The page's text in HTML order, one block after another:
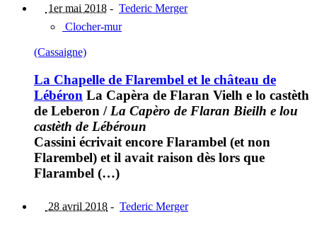
1er mai 2018 - Tederic Merger
Clocher-mur
(Cassaigne)
La Chapelle de Flarembel et le château de
Lébéron La Capèra de Flaran Vielh e lo castèth
de Leberon / La Capèro de Flaran Bieilh e lou
castèth de Lébéroun
Cassini écrivait encore Flarambel (et non
Flarembel) et il avait raison dès lors que
Flarambel (…)
28 avril 2018 - Tederic Merger